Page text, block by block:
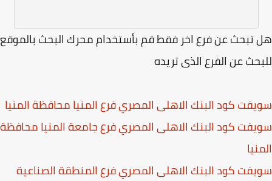
اخر فقط قم بأستخدام محرك البحث بالموقع
الذى تريده
الاهلى المصري فرع المنيا محافظة المنيا
الاهلى المصري فرع جامعة المنيا محافظة
الاهلى المصري فرع المنطقة الصناعية